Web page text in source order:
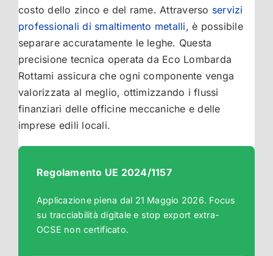
costo dello zinco e del rame. Attraverso servizi
professionali di smaltimento metalli, è possibile
separare accuratamente le leghe. Questa
precisione tecnica operata da Eco Lombarda
Rottami assicura che ogni componente venga
valorizzata al meglio, ottimizzando i flussi
finanziari delle officine meccaniche e delle
imprese edili locali.
Regolamento UE 2024/1157
Applicazione piena dal 21 Maggio 2026. Focus
su tracciabilità digitale e stop export extra-
OCSE non certificato.